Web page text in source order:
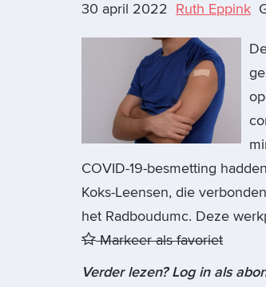
30 april 2022 Ruth Eppink
COVID-19-besmetting
Koks-Leensen, die
het Radboudumc. Deze
Markeer als favoriet
Verder lezen? Log in als